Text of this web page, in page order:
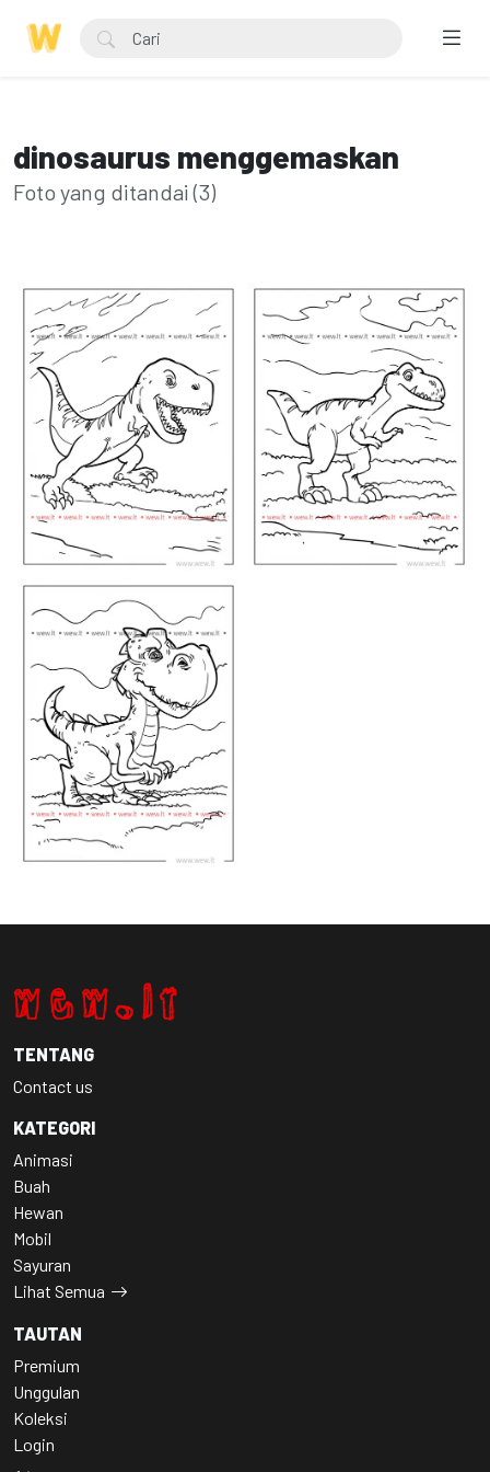
dinosaurus menggemaskan
Foto yang ditandai (3)
TENTANG
Contact us
KATEGORI
Animasi
Buah
Hewan
Mobil
Sayuran
Lihat Semua
TAUTAN
Premium
Unggulan
Koleksi
Login